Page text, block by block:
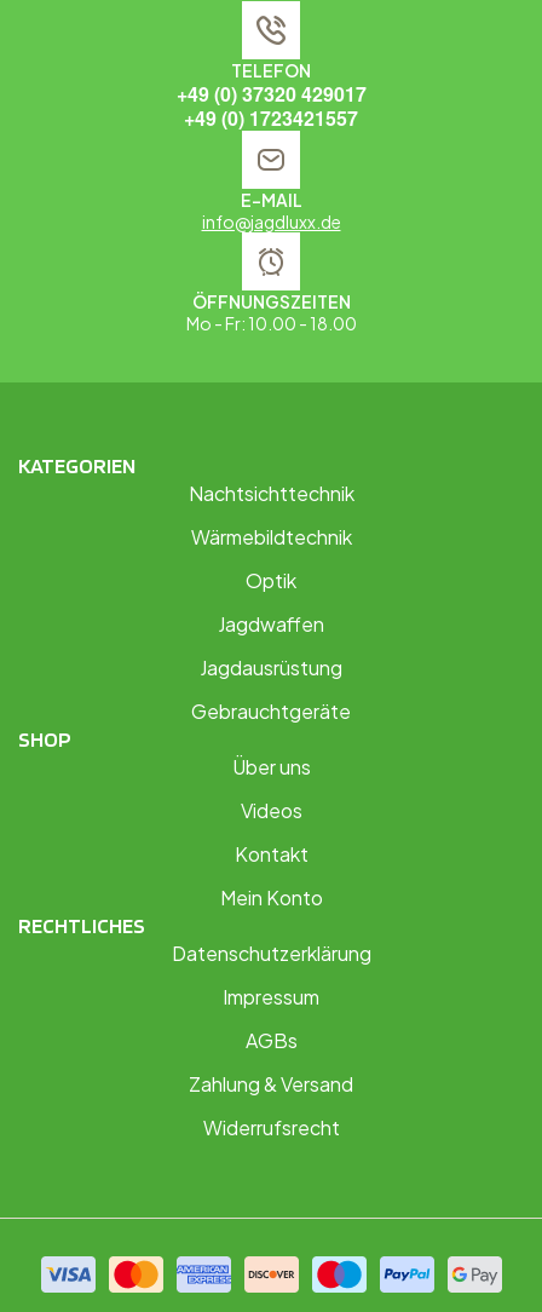
TELEFON
+49 (0) 37320 429017
+49 (0) 1723421557
E-MAIL
info@jagdluxx.de
ÖFFNUNGSZEITEN
Mo - Fr: 10.00 - 18.00
KATEGORIEN
Nachtsichttechnik
Wärmebildtechnik
Optik
Jagdwaffen
Jagdausrüstung
Gebrauchtgeräte
SHOP
Über uns
Videos
Kontakt
Mein Konto
RECHTLICHES
Datenschutzerklärung
Impressum
AGBs
Zahlung & Versand
Widerrufsrecht